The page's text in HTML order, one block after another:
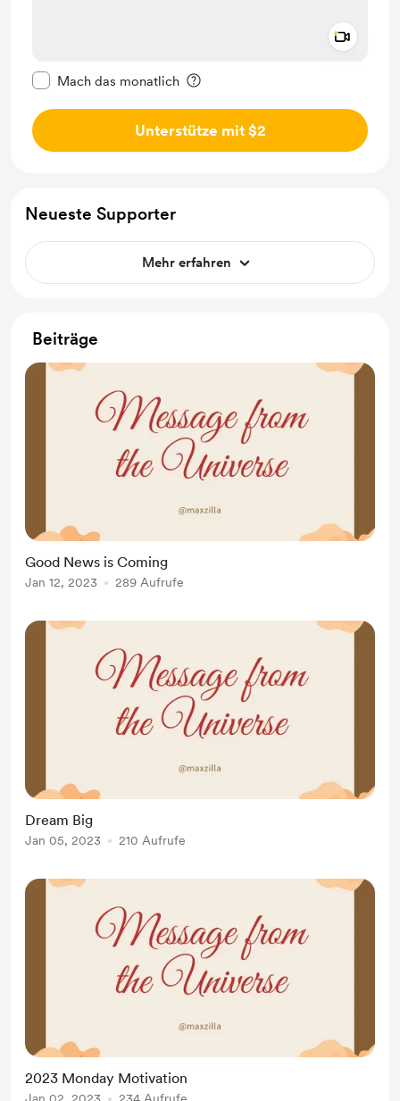
Mach das monatlich
Unterstütze mit $2
Neueste Supporter
Mehr erfahren
Beiträge
Good News is Coming
Jan 12, 2023 289 Aufrufe
Dream Big
Jan 05, 2023 210 Aufrufe
2023 Monday Motivation